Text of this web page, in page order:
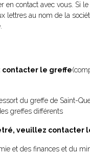
contact avec vous. Si
lettres au nom de la
contacter le greffe
du greffe de Saint-
greffes différents
veuillez contacter
et des finances et du